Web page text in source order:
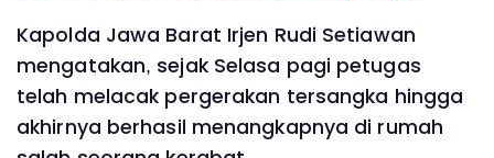
Kapolda Jawa Barat Irjen Rudi Setiawan
mengatakan, sejak Selasa pagi petugas
telah melacak pergerakan tersangka hingga
akhirnya berhasil menangkapnya di rumah